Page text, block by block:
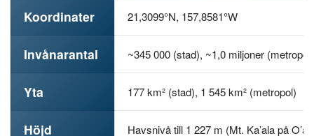
Koordinater 21,3099°N, 157,8581°W
Invånarantal ~345 000 (stad), ~1,0 miljoner (metropol,
Yta 177 km² (stad), 1 545 km² (metropol)
Höjd Havsnivå till 1 227 m (Mt. Ka’ala på